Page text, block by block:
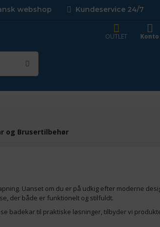
webshop Kundeservice 24/7
OUTLET
Konto
og Brusertilbehør
Uanset om du er på udkig efter moderne
der både er funktionelt og stilfuldt.
badekar til praktiske løsninger, tilbyder vi